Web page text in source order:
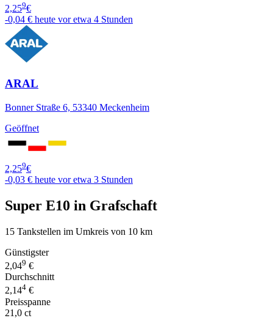
2,259€
-0,04 € heute vor etwa 4 Stunden
ARAL
Bonner Straße 6, 53340 Meckenheim
Geöffnet
2,259€
-0,03 € heute vor etwa 3 Stunden
Super E10 in Grafschaft
15 Tankstellen im Umkreis von 10 km
Günstigster
2,049 €
Durchschnitt
2,144 €
Preisspanne
21,0 ct